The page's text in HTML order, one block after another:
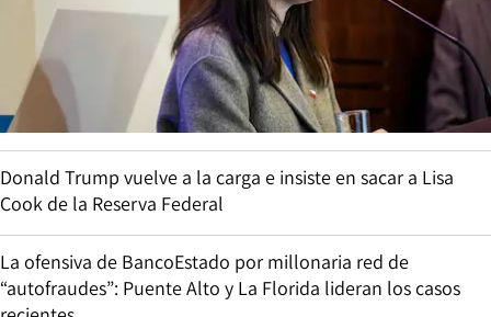
Donald Trump vuelve a la carga e insiste en sacar a Lisa
Cook de la Reserva Federal
La ofensiva de BancoEstado por millonaria red de
“autofraudes”: Puente Alto y La Florida lideran los casos